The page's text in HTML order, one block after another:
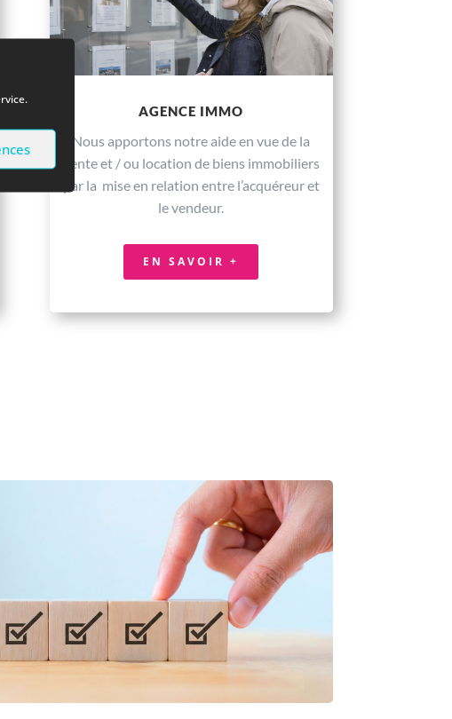
AGENCE IMMO
Nous apportons notre aide en vue de la
vente et / ou location de biens immobiliers
par la mise en relation entre l’acquéreur et
le vendeur.
EN SAVOIR +